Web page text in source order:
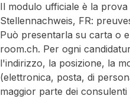
Il modulo ufficiale è la
Stellennachweis, FR:
Può presentarla su carta o
room.ch. Per ogni
l'indirizzo, la posizione, la
(elettronica, posta, di
maggior parte dei